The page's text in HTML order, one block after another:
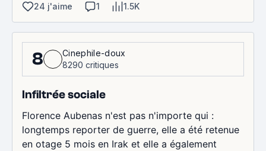
24 j'aime
1 1.5K
8
Cinephile-doux
8290 critiques
Infiltrée sociale
Florence Aubenas n'est pas n'importe qui :
longtemps reporter de guerre, elle a été retenue
en otage 5 mois en Irak et elle a également